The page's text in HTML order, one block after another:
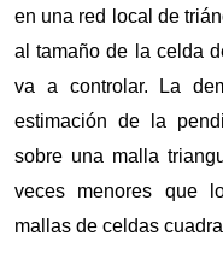
en una red local de
al tamaño de la celda
va a controlar. La
estimación de la
sobre una malla
veces menores que
mallas de celdas